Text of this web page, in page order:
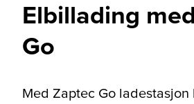
Elbillading
Go
Med Zaptec Go ladestasjon